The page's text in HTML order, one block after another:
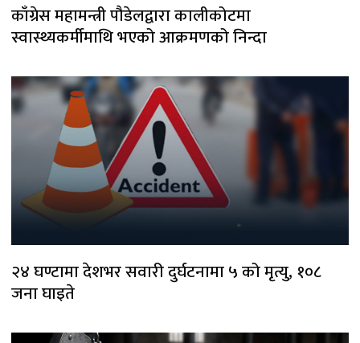
काँग्रेस महामन्त्री पौडेलद्वारा कालीकोटमा
स्वास्थ्यकर्मीमाथि भएको आक्रमणको निन्दा
२४ घण्टामा देशभर सवारी दुर्घटनामा ५ को मृत्यु, १०८
जना घाइते